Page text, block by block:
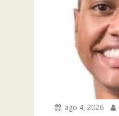
ago 4, 2026